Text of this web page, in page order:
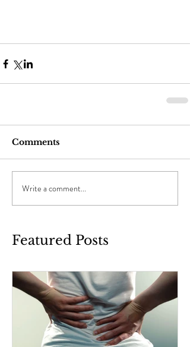
Featured Posts
Comments
Write a comment...